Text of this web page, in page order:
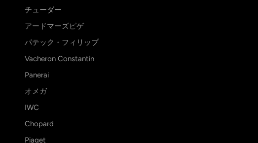
チューダー
アードマーズピゲ
パテック・フィリップ
Vacheron Constantin
Panerai
オメガ
IWC
Chopard
Piaget